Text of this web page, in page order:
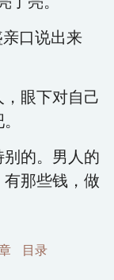
口说出来
眼下对自己
的。男人的
那些钱，做
目录